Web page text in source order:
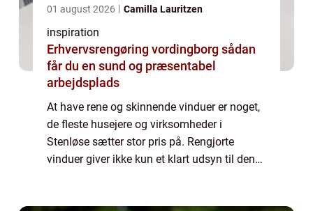
01 august 2026 Camilla Lauritzen
inspiration
Erhvervsrengøring vordingborg sådan
får du en sund og præsentabel
arbejdsplads
At have rene og skinnende vinduer er noget,
de fleste husejere og virksomheder i
Stenløse sætter stor pris på. Rengjorte
vinduer giver ikke kun et klart udsyn til den